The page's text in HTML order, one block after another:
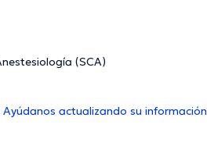
(SCA)
actualizando su información